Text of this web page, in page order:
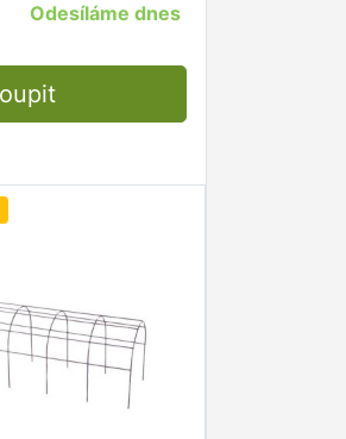
Odesíláme dnes